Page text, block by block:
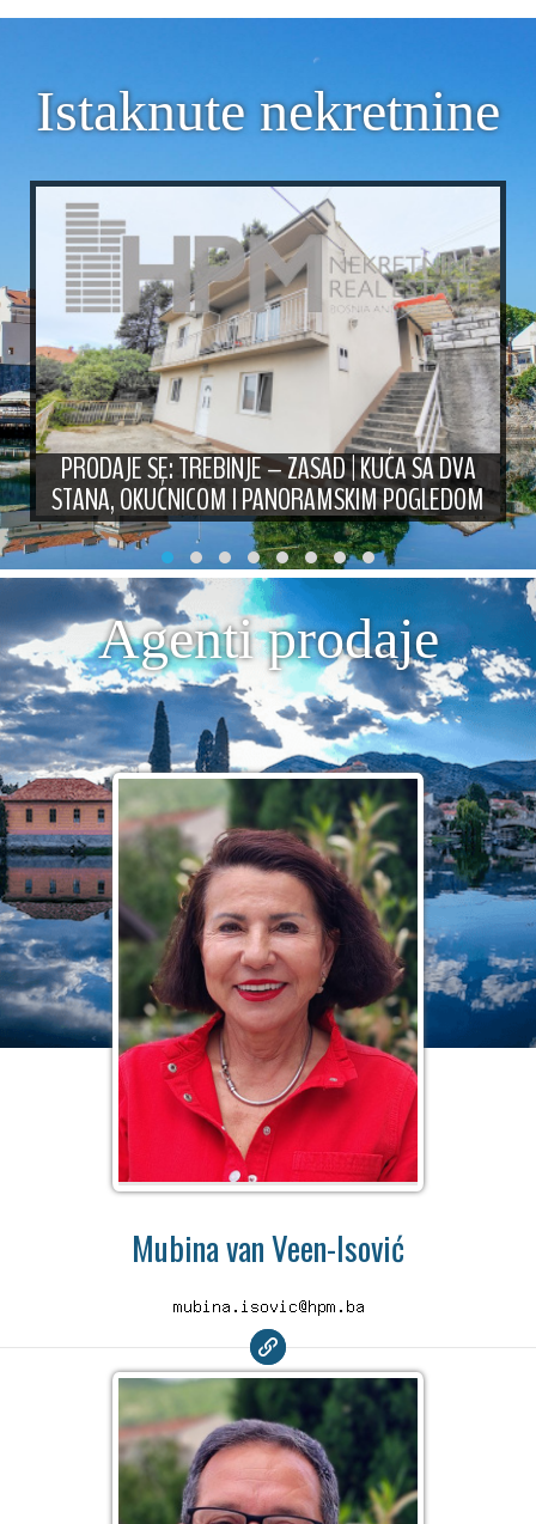
Istaknute nekretnine
PRODAJE SE: TREBINJE – ZASAD | KUĆA SA DVA
STANA, OKUĆNICOM I PANORAMSKIM POGLEDOM
Agenti prodaje
Mubina van Veen-Isović